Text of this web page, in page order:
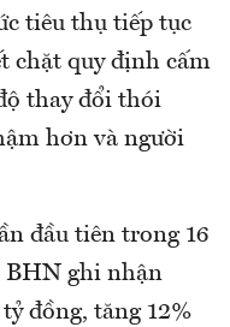
tiêu thụ tiếp tục
chặt quy định cấm
thay đổi thói
hơn và người
đầu tiên trong 16
BHN ghi nhận
đồng, tăng 12%